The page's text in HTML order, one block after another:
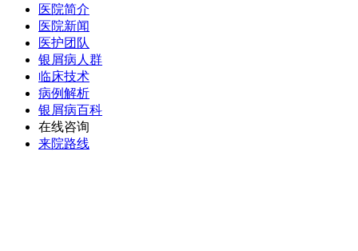
医院简介
医院新闻
医护团队
银屑病人群
临床技术
病例解析
银屑病百科
在线咨询
来院路线